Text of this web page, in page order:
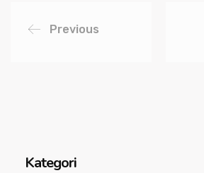
Previous
Kategori